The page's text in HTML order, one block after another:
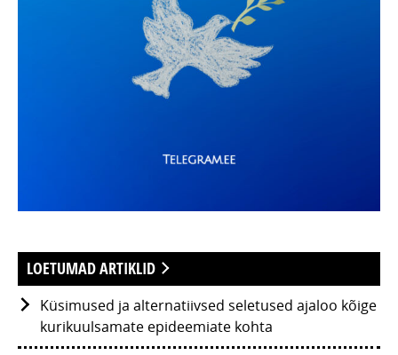
LOETUMAD ARTIKLID
Küsimused ja alternatiivsed seletused ajaloo kõige
kurikuulsamate epideemiate kohta